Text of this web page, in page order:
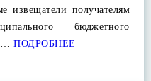
извещатели получателям
бюджетного
ПОДРОБНЕЕ